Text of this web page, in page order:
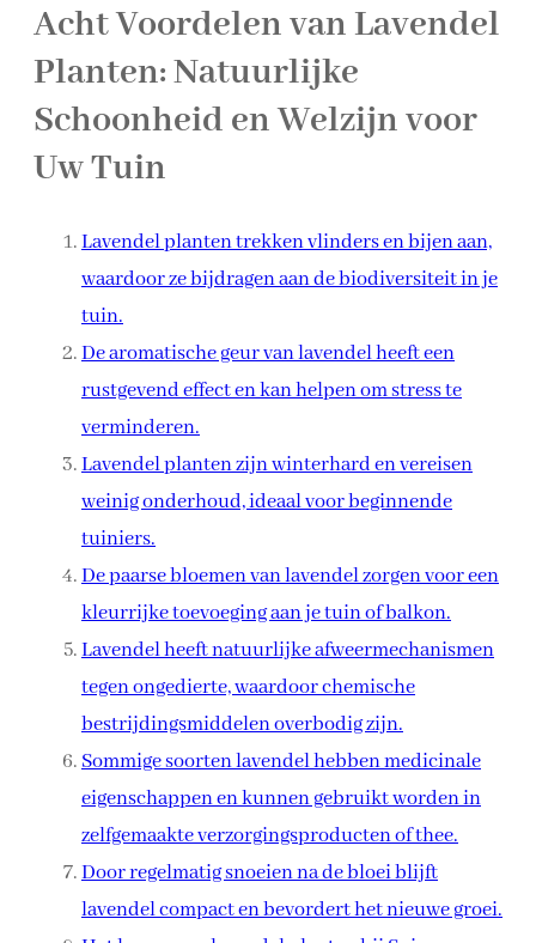
Acht Voordelen van Lavendel
Planten: Natuurlijke
Schoonheid en Welzijn voor
Uw Tuin
Lavendel planten trekken vlinders en bijen aan,
waardoor ze bijdragen aan de biodiversiteit in je
tuin.
De aromatische geur van lavendel heeft een
rustgevend effect en kan helpen om stress te
verminderen.
Lavendel planten zijn winterhard en vereisen
weinig onderhoud, ideaal voor beginnende
tuiniers.
De paarse bloemen van lavendel zorgen voor een
kleurrijke toevoeging aan je tuin of balkon.
Lavendel heeft natuurlijke afweermechanismen
tegen ongedierte, waardoor chemische
bestrijdingsmiddelen overbodig zijn.
Sommige soorten lavendel hebben medicinale
eigenschappen en kunnen gebruikt worden in
zelfgemaakte verzorgingsproducten of thee.
Door regelmatig snoeien na de bloei blijft
lavendel compact en bevordert het nieuwe groei.